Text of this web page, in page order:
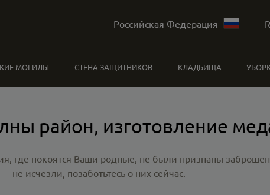
Российская Федерация
МОГИЛЫ СТЕНА ЗАЩИТНИКОВ КЛАДБИЩА
район, изготовление
где покоятся Ваши родные, не были признаны
не исчезли, позаботьтесь о них сейчас.